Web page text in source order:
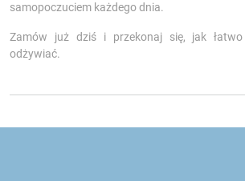
samopoczuciem każdego dnia.
Zamów już dziś i przekonaj się, jak
odżywiać.